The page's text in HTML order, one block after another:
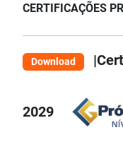
CERTIFICAÇÕES
Download
2029